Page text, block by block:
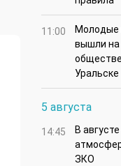
11:00
Молодые
вышли на
Уральске
5 августа
14:45
В
ЗКО